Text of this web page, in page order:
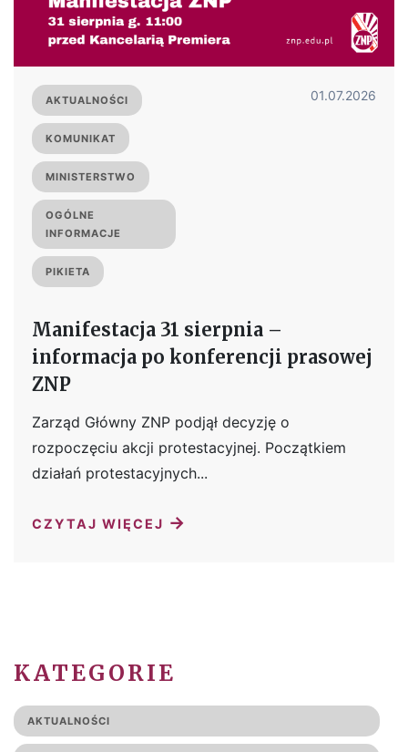
AKTUALNOŚCI
KOMUNIKAT
MINISTERSTWO
OGÓLNE
INFORMACJE
PIKIETA
01.07.2026
Manifestacja 31 sierpnia –
informacja po konferencji prasowej
ZNP
Zarząd Główny ZNP podjął decyzję o
rozpoczęciu akcji protestacyjnej. Początkiem
działań protestacyjnych...
CZYTAJ WIĘCEJ →
KATEGORIE
AKTUALNOŚCI